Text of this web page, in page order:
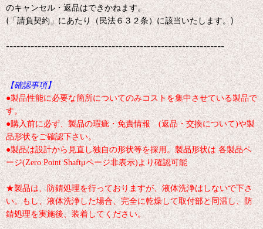
のキャンセル・返品はできかねます。
(「請負契約」にあたり（民法６３２条）に該当いたします。)
--------------------------------------------------------------
【確認事項】
●製品性能に必要な箇所についてのみコストを集中させている製品で
す。
●購入前に必ず、製品の瑕疵・免責情報 (返品・交換について)や製
品形状をご確認下さい。
●製品は設計から見直し独自の形状等を採用。製品形状は 各製品ペ
ージ(Zero Point Shaftμページ非表示)より確認可能
★製品は、防錆処理を行っておりますが、液体洗浄はしないで下さ
い。もし、液体洗浄した場合、完全に乾燥して取付部と同温し、防
錆処理を実施後、装着してください。